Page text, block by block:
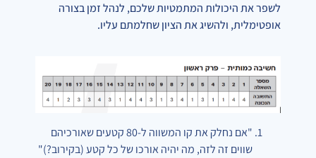
לשפר את היכולות המתמטיות שלכם, לנהל זמן בצורה
אופטימלית, ולהשיג את הציון שחלמתם עליו.
"אם נחלק את קו המשווה ל-80 קטעים שאורכיהם
שווים זה לזה, מה יהיה אורכו של כל קטע (בקירוב?)"